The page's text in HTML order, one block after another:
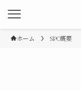
ホーム SPC概要